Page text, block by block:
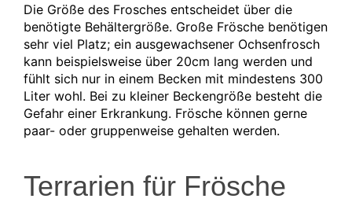
Die Größe des Frosches entscheidet über die
benötigte Behältergröße. Große Frösche benötigen
sehr viel Platz; ein ausgewachsener Ochsenfrosch
kann beispielsweise über 20cm lang werden und
fühlt sich nur in einem Becken mit mindestens 300
Liter wohl. Bei zu kleiner Beckengröße besteht die
Gefahr einer Erkrankung. Frösche können gerne
paar- oder gruppenweise gehalten werden.
Terrarien für Frösche